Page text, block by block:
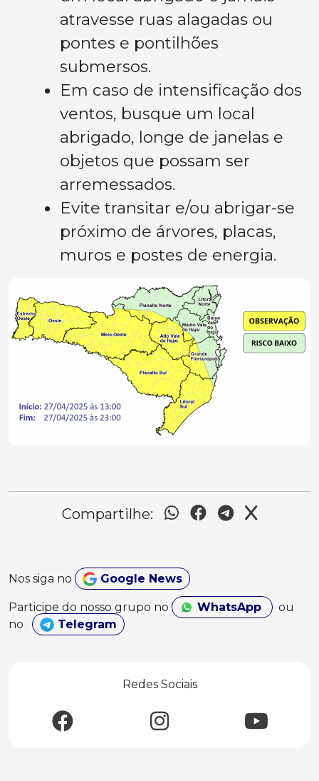
atravesse ruas alagadas ou
pontes e pontilhões
submersos.
Em caso de intensificação dos
ventos, busque um local
abrigado, longe de janelas e
objetos que possam ser
arremessados.
Evite transitar e/ou abrigar-se
próximo de árvores, placas,
muros e postes de energia.
Compartilhe:
Nos siga no Google News
Participe do nosso grupo no WhatsApp
ou
no
Telegram
Redes Sociais